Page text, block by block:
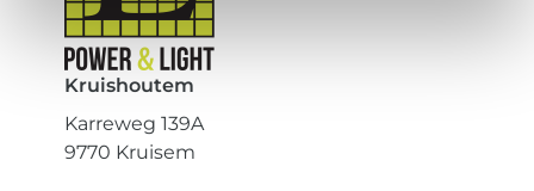
Kruishoutem
Karreweg 139A
9770 Kruisem